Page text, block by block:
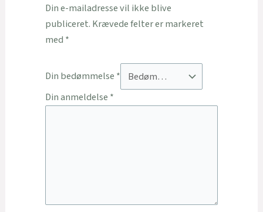
Din e-mailadresse vil ikke blive
publiceret. Krævede felter er markeret
med *
Din bedømmelse *
Din anmeldelse *